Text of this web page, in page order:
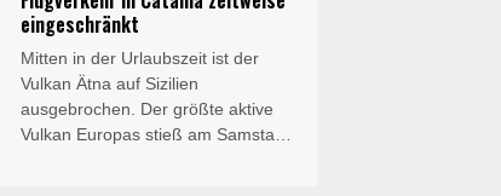
Winde über die japanische Insel
Okinawa gebracht, sieben
Menschen wurden verletzt.
eingeschränkt
Mitten in der Urlaubszeit ist der
Vulkan Ätna auf Sizilien
ausgebrochen. Der größte aktive
Vulkan Europas stieß am Samstag